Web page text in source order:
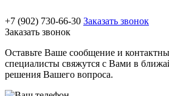
+7 (902) 730-66-30 Заказать звонок
Заказать звонок
Оставьте Ваше сообщение и
специалисты свяжутся с Вами в
решения Вашего вопроса.